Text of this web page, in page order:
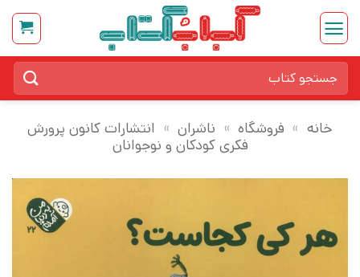
Skip
content
برای:
خانه » فروشگاه » ناشران » انتشارات کانون پرورش
فکری کودکان و نوجوانان